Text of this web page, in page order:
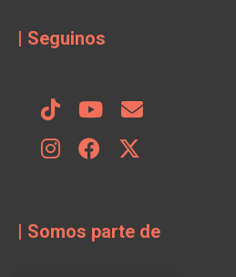
| Seguinos
| Somos parte de